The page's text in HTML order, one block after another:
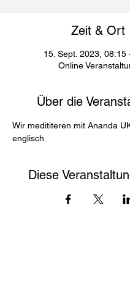
Zeit & Ort
15. Sept. 2023, 08:15
Online
Über die
Wir medititeren mit Ananda
englisch.
Diese